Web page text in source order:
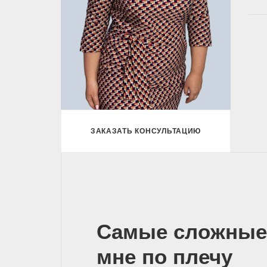
ЗАКАЗАТЬ КОНСУЛЬТАЦИЮ
Самые
мне по плечу